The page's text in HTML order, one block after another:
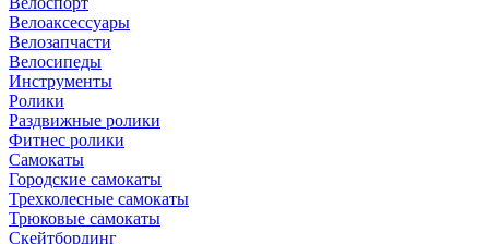
Велоаксессуары
Велозапчасти
Велосипеды
Инструменты
Ролики
Раздвижные ролики
Фитнес ролики
Самокаты
Городские самокаты
Трехколесные самокаты
Трюковые самокаты
Скейтбординг